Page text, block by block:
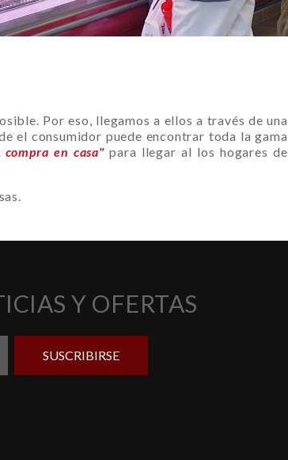
Por eso, llegamos a ellos a través de una
el consumidor puede encontrar toda la gama
compra en casa"para llegar al los hogares de
Y OFERTAS